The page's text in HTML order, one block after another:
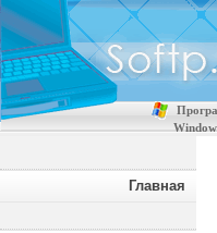
Главная